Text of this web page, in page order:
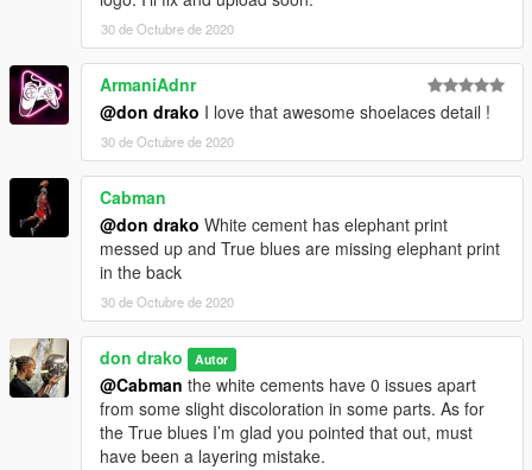
30 de Octubre de 2020
ArmaniAdnr
@don drako I love that awesome shoelaces detail !
30 de Octubre de 2020
Cabman
@don drako White cement has elephant print
messed up and True blues are missing elephant print
in the back
30 de Octubre de 2020
don drako Autor
@Cabman the white cements have 0 issues apart
from some slight discoloration in some parts. As for
the True blues I’m glad you pointed that out, must
have been a layering mistake.